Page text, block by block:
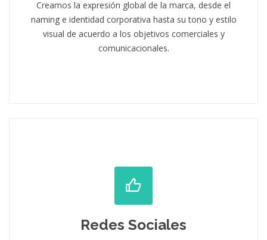
Creamos la expresión global de la marca, desde el
naming e identidad corporativa hasta su tono y estilo
visual de acuerdo a los objetivos comerciales y
comunicacionales.
Redes Sociales